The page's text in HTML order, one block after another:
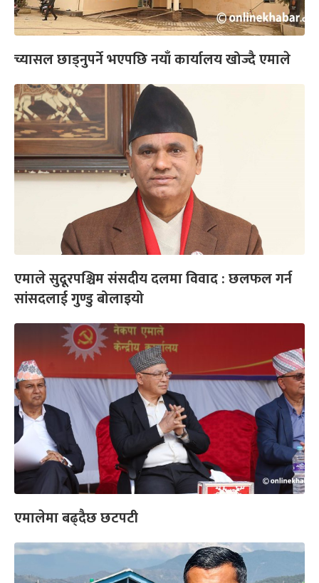
च्यासल छाड्नुपर्ने भएपछि नयाँ कार्यालय खोज्दै एमाले
एमाले सुदूरपश्चिम संसदीय दलमा विवाद : छलफल गर्न
सांसदलाई गुण्डु बोलाइयो
एमालेमा बढ्दैछ छटपटी